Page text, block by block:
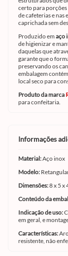
certo para
de cafeterias e nas
caprichada sem
Produzido em aço
de higienizar e
daquelas que
garante que o
preservando os
embalagem contém
local seco para
Produto da marca
para confeitaria.
informações
Material:Aço inox
Modelo:
Dimensões:8 x 5 x
Conteúdo da
Indicação de uso:
em geral, e
Características:
resistente, não